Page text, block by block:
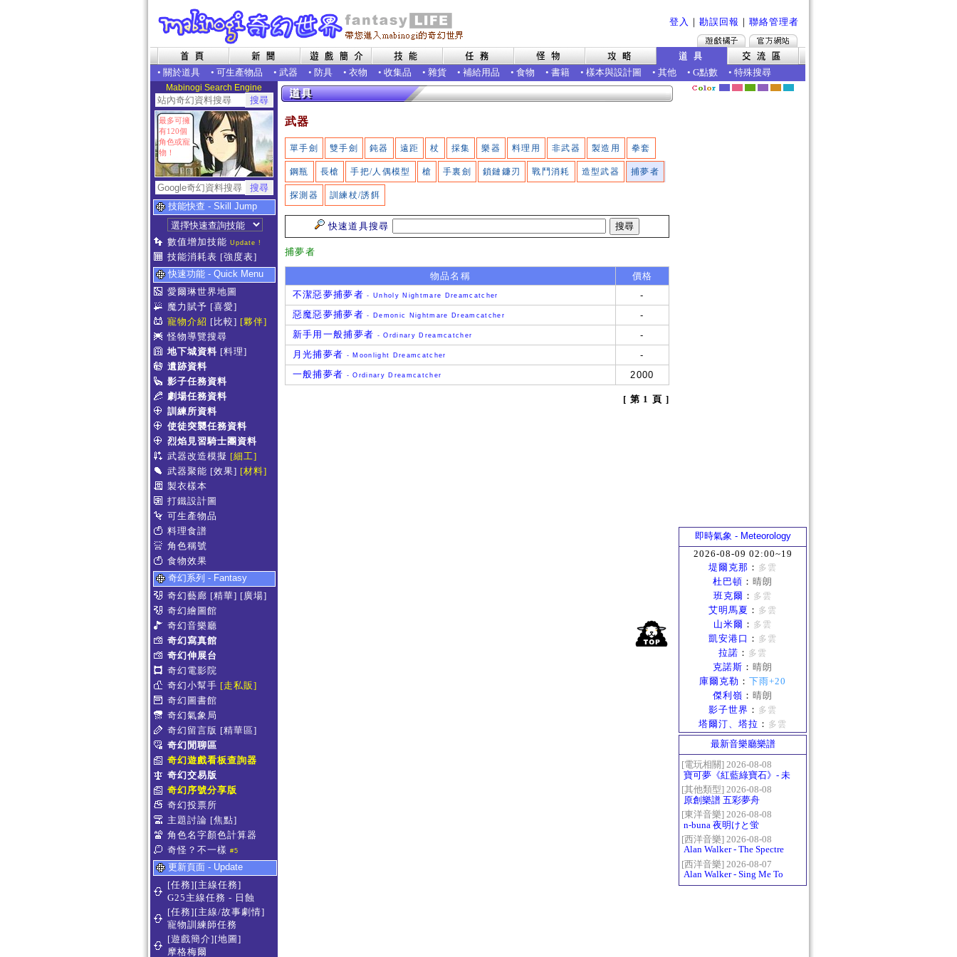
登入 ｜ 勘誤回報 ｜ 聯絡管理者
• 關於道具 • 可生產物品 • 武器 • 防具 • 衣物 • 收集品 • 雜貨 • 補給用品 • 食物 • 書籍 • 樣本與設計圖 • 其他 • G點數 • 特殊搜尋
Mabinogi Search Engine
最多可擁
有120個
角色或寵
物！
技能快查 - Skill Jump
數值增加技能 Update !
技能消耗表 [強度表]
快速功能 - Quick Menu
愛爾琳世界地圖
魔力賦予 [喜愛]
寵物介紹 [比較] [夥伴]
怪物導覽搜尋
地下城資料 [料理]
遺跡資料
影子任務資料
劇場任務資料
訓練所資料
使徒突襲任務資料
烈焰見習騎士團資料
武器改造模擬 [細工]
武器聚能 [效果] [材料]
製衣樣本
打鐵設計圖
可生產物品
料理食譜
角色稱號
食物效果
奇幻系列 - Fantasy
奇幻藝廊 [精華] [廣場]
奇幻繪圖館
奇幻音樂廳
奇幻寫真館
奇幻伸展台
奇幻電影院
奇幻小幫手 [走私販]
奇幻圖書館
奇幻氣象局
奇幻留言版 [精華區]
奇幻閒聊區
奇幻遊戲看板查詢器
奇幻交易版
奇幻序號分享版
奇幻投票所
主題討論 [焦點]
角色名字顏色計算器
奇怪？不一樣 #5
更新頁面 - Update
[任務][主線任務]
G25主線任務 - 日蝕
[任務][主線/故事劇情]
寵物訓練師任務
[遊戲簡介][地圖]
摩格梅爾
武器
單手劍 雙手劍 鈍器 遠距 杖 採集 樂器 料理用 非武器 製造用 拳套
鋼瓶 長槍 手把/人偶模型 槍 手裏劍 鎖鏈鐮刃 戰鬥消耗 造型武器 捕夢者
探測器 訓練杖/誘餌
快速道具搜尋
捕夢者
物品名稱
價格
不潔惡夢捕夢者 - Unholy Nightmare Dreamcatcher
-
惡魔惡夢捕夢者 - Demonic Nightmare Dreamcatcher
-
新手用一般捕夢者 - Ordinary Dreamcatcher
-
月光捕夢者 - Moonlight Dreamcatcher
-
一般捕夢者 - Ordinary Dreamcatcher 2000
[ 第 1 頁 ]
即時氣象 - Meteorology
2026-08-09 02:00~19
堤爾克那 ： 多雲
杜巴頓 ： 晴朗
班克爾 ： 多雲
艾明馬夏 ： 多雲
山米爾 ： 多雲
凱安港口 ： 多雲
拉諾 ： 多雲
克諾斯 ： 晴朗
庫爾克勒 ： 下雨+20
傑利嶺 ： 晴朗
影子世界 ： 多雲
塔爾汀、塔拉 ： 多雲
最新音樂廳樂譜
[電玩相關] 2026-08-08
寶可夢《紅藍綠寶石》- 未
白鎮BGM (Littleroot Town)
[其他類型] 2026-08-08
原創樂譜 五彩夢舟
[東洋音樂] 2026-08-08
n-buna 夜明けと蛍
[西洋音樂] 2026-08-08
Alan Walker - The Spectre
[西洋音樂] 2026-08-07
Alan Walker - Sing Me To
Sleep